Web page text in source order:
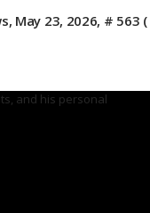
May 23, 2026, # 563 (